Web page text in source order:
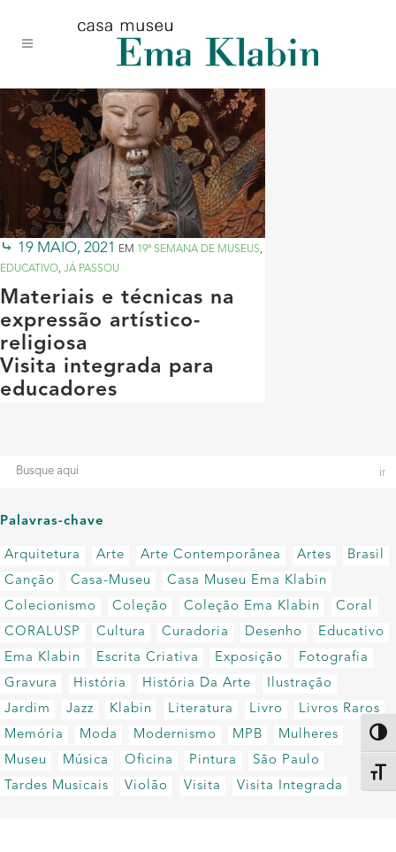
conteúdo
navegação
site
19 MAIO, 2021 EM 19ª SEMANA DE MUSEUS,
EDUCATIVO, JÁ PASSOU
Materiais e técnicas na
expressão artístico-
religiosa
Visita integrada para
educadores
Palavras-chave
Arquitetura Arte Arte Contemporânea Artes
Brasil
Canção
Casa-Museu
Casa Museu Ema Klabin
Colecionismo
Coleção Coleção Ema Klabin
Coral
CORALUSP
Cultura Curadoria Desenho
Educativo
Ema Klabin
Escrita Criativa Exposição
Fotografia
Gravura
História História Da Arte
Ilustração
Jardim
Jazz Klabin Literatura Livro
Livros Raros
Memória
Moda Modernismo MPB
Mulheres
Museu
Música Oficina Pintura
São Paulo
Tardes Musicais
Violão Visita Visita Integrada